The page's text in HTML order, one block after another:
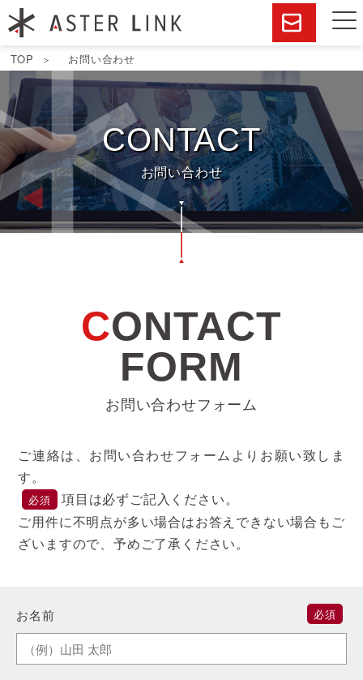
TOP お問い合わせ
CONTACT
お問い合わせ
CONTACT
FORM
お問い合わせフォーム
ご連絡は、お問い合わせフォームよりお願い致しま
す。
必須
項目は必ずご記入ください。
ご用件に不明点が多い場合はお答えできない場合もご
ざいますので、予めご了承ください。
お名前 必須